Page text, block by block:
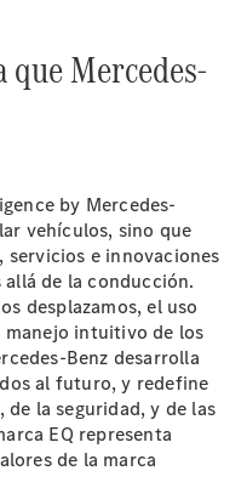
que Mercedes-
by Mercedes-
vehículos, sino que
e innovaciones
de la conducción.
desplazamos, el uso
manejo intuitivo de los
Benz desarrolla
al futuro, y redefine
la seguridad, y de las
EQ representa
de la marca